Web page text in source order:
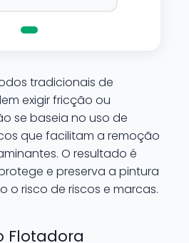
tradicionais de
exigir fricção ou
se baseia no uso de
que facilitam a remoção
O resultado é
e preserva a pintura
o risco de riscos e marcas.
Flotadora